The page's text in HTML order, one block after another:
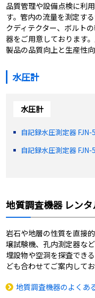
品質管理や設備点検に利
す。管内の流量を測定す
クディテクター、ボルト
器をご用意しております
製品の品質向上と生産性
水圧計
水圧計
自記録水圧測定器 FJN-
自記録水圧測定器 FJN-
地質調査機器 レン
岩石や地層の性質を直接
壌試験機、孔内測定器な
埋設物や空洞を探査でき
ども合わせてご案内してお
地質調査機器のよくあ